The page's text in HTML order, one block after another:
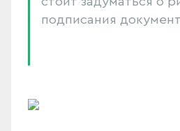
подписания